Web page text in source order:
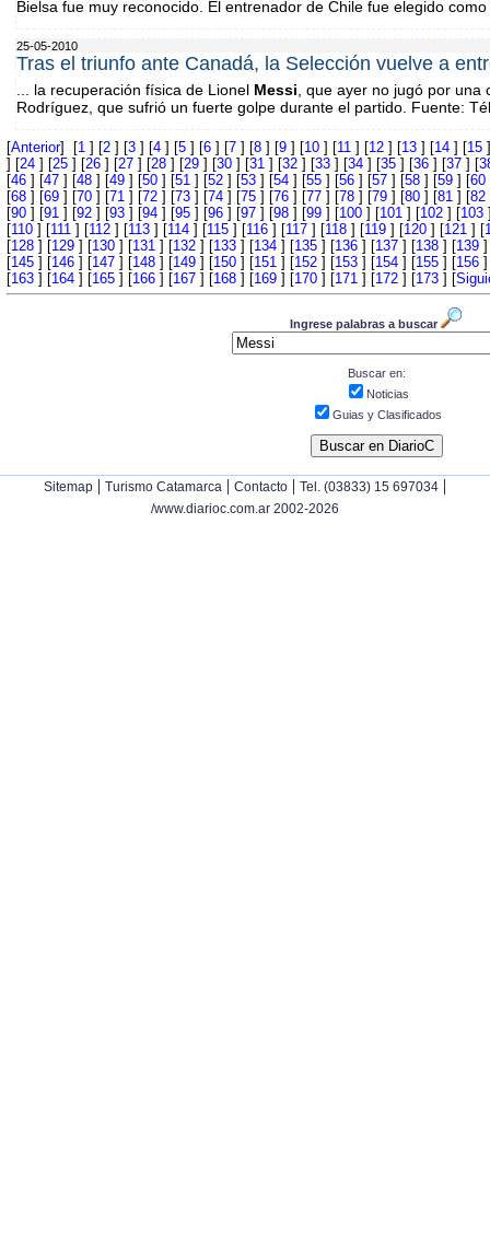
Bielsa fue muy reconocido. El entrenador de Chile fue elegido
25-05-2010
Tras el triunfo ante Canadá, la Selección vuelve a
... la recuperación física de Lionel Messi , que ayer no jugó por
Rodríguez, que sufrió un fuerte golpe durante el partido. Fuente:
[Anterior] [1 ] [2 ] [3 ] [4 ] [5 ] [6 ] [7 ] [8 ] [9 ] [10 ] [11 ] [12 ] [13 ] [14 ] [15
] [24 ] [25 ] [26 ] [27 ] [28 ] [29 ] [30 ] [31 ] [32 ] [33 ] [34 ] [35 ] [36 ] [37 ] [
[46 ] [47 ] [48 ] [49 ] [50 ] [51 ] [52 ] [53 ] [54 ] [55 ] [56 ] [57 ] [58 ] [59 ] [60
[68 ] [69 ] [70 ] [71 ] [72 ] [73 ] [74 ] [75 ] [76 ] [77 ] [78 ] [79 ] [80 ] [81 ] [82
[90 ] [91 ] [92 ] [93 ] [94 ] [95 ] [96 ] [97 ] [98 ] [99 ] [100 ] [101 ] [102 ] [103
[110 ] [111 ] [112 ] [113 ] [114 ] [115 ] [116 ] [117 ] [118 ] [119 ] [120 ] [121 ] [
[128 ] [129 ] [130 ] [131 ] [132 ] [133 ] [134 ] [135 ] [136 ] [137 ] [138 ] [139 ]
[145 ] [146 ] [147 ] [148 ] [149 ] [150 ] [151 ] [152 ] [153 ] [154 ] [155 ] [156
[163 ] [164 ] [165 ] [166 ] [167 ] [168 ] [169 ] [170 ] [171 ] [172 ] [173 ] [
Ingrese palabras a buscar
Buscar en:
Noticias
Guias y Clasificados
Sitemap | Turismo Catamarca | Contacto | Tel. (03833) 15 697034 |
/www.diarioc.com.ar 2002-2026